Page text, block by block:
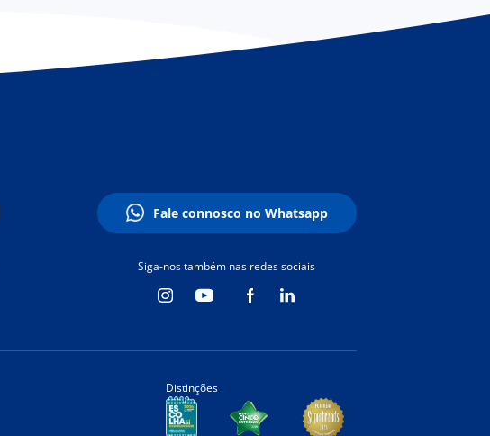
Fale connosco no Whatsapp
Siga-nos também nas redes sociais
Distinções